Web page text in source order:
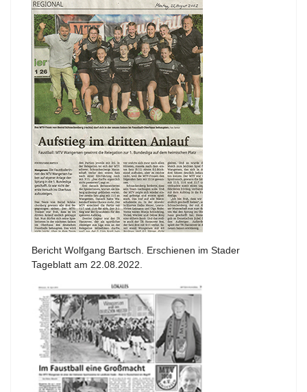
Bericht Wolfgang Bartsch. Erschienen im Stader
Tageblatt am 22.08.2022.